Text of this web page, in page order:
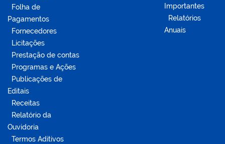
Folha de
Pagamentos
Fornecedores
Licitações
Prestação de contas
Programas e Ações
Publicações de
Editais
Receitas
Relatório da
Ouvidoria
Termos Aditivos
Importantes
Relatórios
Anuais